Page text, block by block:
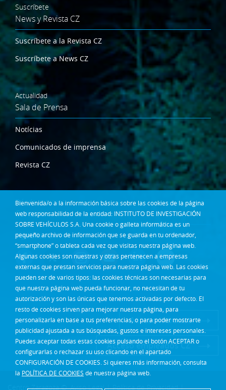
Bienvenida/o a la información básica sobre las cookies de la página
web responsabilidad de la entidad: INSTITUTO DE INVESTIGACIÓN
SOBRE VEHÍCULOS S.A. Una cookie o galleta informática es un
pequeño archivo de información que se guarda en tu ordenador,
“smartphone” o tableta cada vez que visitas nuestra página web.
Algunas cookies son nuestras y otras pertenecen a empresas
externas que prestan servicios para nuestra página web. Las cookies
pueden ser de varios tipos: las cookies técnicas son necesarias para
que nuestra página web pueda funcionar, no necesitan de tu
autorización y son las únicas que tenemos activadas por defecto. El
resto de cookies sirven para mejorar nuestra página, para
personalizarla en base a tus preferencias, o para poder mostrarte
publicidad ajustada a tus búsquedas, gustos e intereses personales.
Puedes aceptar todas estas cookies pulsando el botón ACEPTAR o
configurarlas o rechazar su uso clicando en el apartado
CONFIGURACIÓN DE COOKIES. Si quieres más información, consulta
la POLÍTICA DE COOKIES de nuestra página web.
Suscríbete
News y Revista CZ
Suscríbete a la Revista CZ
Suscríbete a News CZ
Actualidad
Sala de Prensa
Notícias
Comunicados de imprensa
Revista CZ
Dónde estamos
Contacta
Síguenos en:
Acceso Intranet
Acceso empleados CZ
Centro Zaragoza © Aviso Legal |Política de Privacidad|